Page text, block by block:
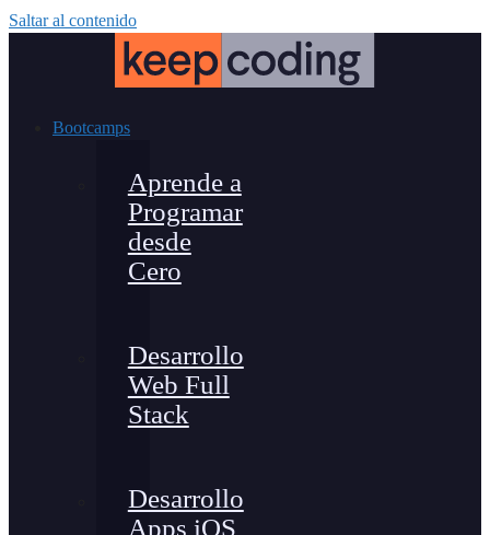
Saltar al contenido
Bootcamps
Aprende a
Programar
desde
Cero
Desarrollo
Web Full
Stack
Desarrollo
Apps iOS